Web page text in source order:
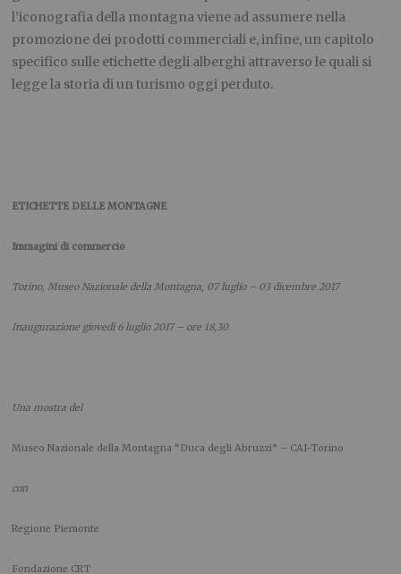
l’iconografia della montagna viene ad assumere nella
promozione dei prodotti commerciali e, infine, un capitolo
specifico sulle etichette degli alberghi attraverso le quali si
legge la storia di un turismo oggi perduto.
ETICHETTE DELLE MONTAGNE
Immagini di commercio
Torino, Museo Nazionale della Montagna, 07 luglio – 03 dicembre 2017
Inaugurazione giovedì 6 luglio 2017 – ore 18,30
Una mostra del
Museo Nazionale della Montagna “Duca degli Abruzzi” – CAI-Torino
con
Regione Piemonte
Fondazione CRT